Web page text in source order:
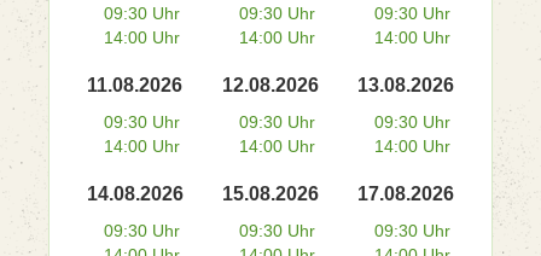
09:30 Uhr
14:00 Uhr
09:30 Uhr
14:00 Uhr
09:30 Uhr
14:00 Uhr
11.08.2026
09:30 Uhr
14:00 Uhr
12.08.2026
09:30 Uhr
14:00 Uhr
13.08.2026
09:30 Uhr
14:00 Uhr
14.08.2026
09:30 Uhr
15.08.2026
09:30 Uhr
17.08.2026
09:30 Uhr